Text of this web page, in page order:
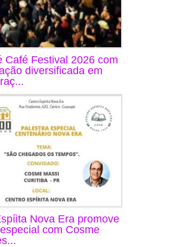
Café Festival 2026 com
diversificada em
Nova Era promove
com Cosme